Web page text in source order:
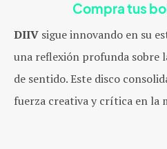
Compra tus
DIIV sigue innovando en su
una reflexión profunda sobre
de sentido. Este disco
fuerza creativa y crítica en la